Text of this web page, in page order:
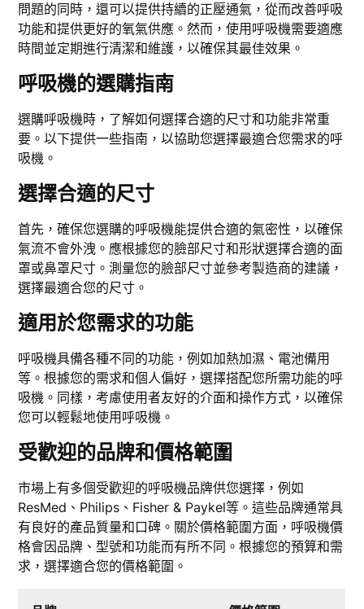
問題的同時，還可以提供持續的正壓通氣，從而改善呼吸
功能和提供更好的氧氣供應。然而，使用呼吸機需要適應
時間並定期進行清潔和維護，以確保其最佳效果。
呼吸機的選購指南
選購呼吸機時，了解如何選擇合適的尺寸和功能非常重
要。以下提供一些指南，以協助您選擇最適合您需求的呼
吸機。
選擇合適的尺寸
首先，確保您選購的呼吸機能提供合適的氣密性，以確保
氣流不會外洩。應根據您的臉部尺寸和形狀選擇合適的面
罩或鼻罩尺寸。測量您的臉部尺寸並參考製造商的建議，
選擇最適合您的尺寸。
適用於您需求的功能
呼吸機具備各種不同的功能，例如加熱加濕、電池備用
等。根據您的需求和個人偏好，選擇搭配您所需功能的呼
吸機。同樣，考慮使用者友好的介面和操作方式，以確保
您可以輕鬆地使用呼吸機。
受歡迎的品牌和價格範圍
市場上有多個受歡迎的呼吸機品牌供您選擇，例如
ResMed、Philips、Fisher & Paykel等。這些品牌通常具
有良好的產品質量和口碑。關於價格範圍方面，呼吸機價
格會因品牌、型號和功能而有所不同。根據您的預算和需
求，選擇適合您的價格範圍。